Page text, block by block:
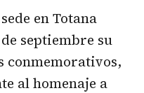
en Totana
septiembre su
conmemorativos,
al homenaje a